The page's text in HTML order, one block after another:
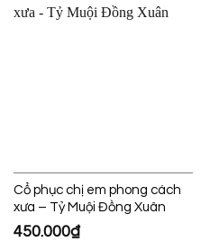
Cổ phục chị em phong cách
xưa – Tỷ Muội Đồng Xuân
450.000₫